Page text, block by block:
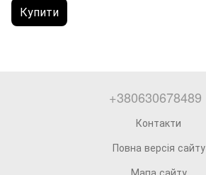
Купити
+380630678489
Контакти
Повна версія сайту
Мапа сайту